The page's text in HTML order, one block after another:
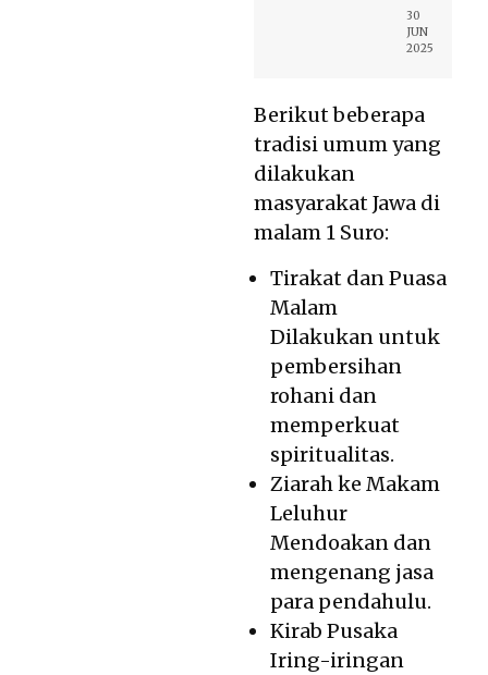
30
JUN
2025
Berikut beberapa
tradisi umum yang
dilakukan
masyarakat Jawa di
malam 1 Suro:
Tirakat dan Puasa
Malam
Dilakukan untuk
pembersihan
rohani dan
memperkuat
spiritualitas.
Ziarah ke Makam
Leluhur
Mendoakan dan
mengenang jasa
para pendahulu.
Kirab Pusaka
Iring-iringan